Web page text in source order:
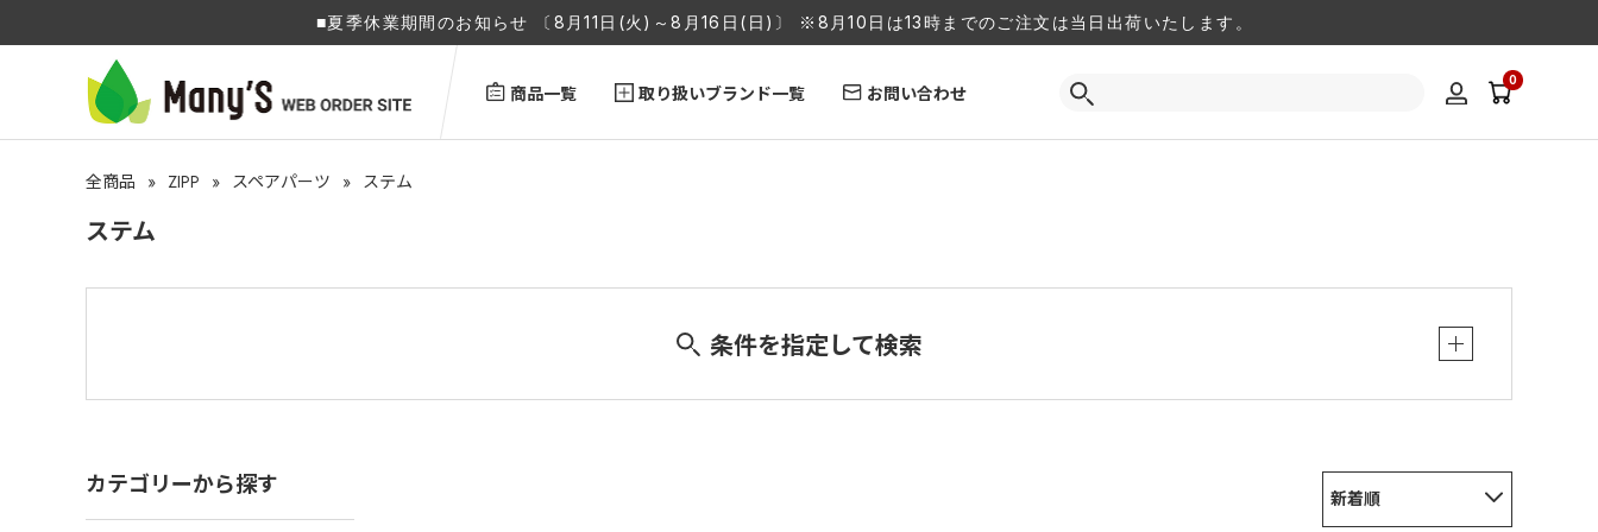
■夏季休業期間のお知らせ 〔8月11日(火)～8月16日(日)〕 ※8月10日は13時までのご注文は当日出荷いたします。
商品一覧 取り扱いブランド一覧 お問い合わせ
0
全商品 » ZIPP » スペアパーツ » ステム
ステム
条件を指定して検索
カテゴリーから探す
新着順